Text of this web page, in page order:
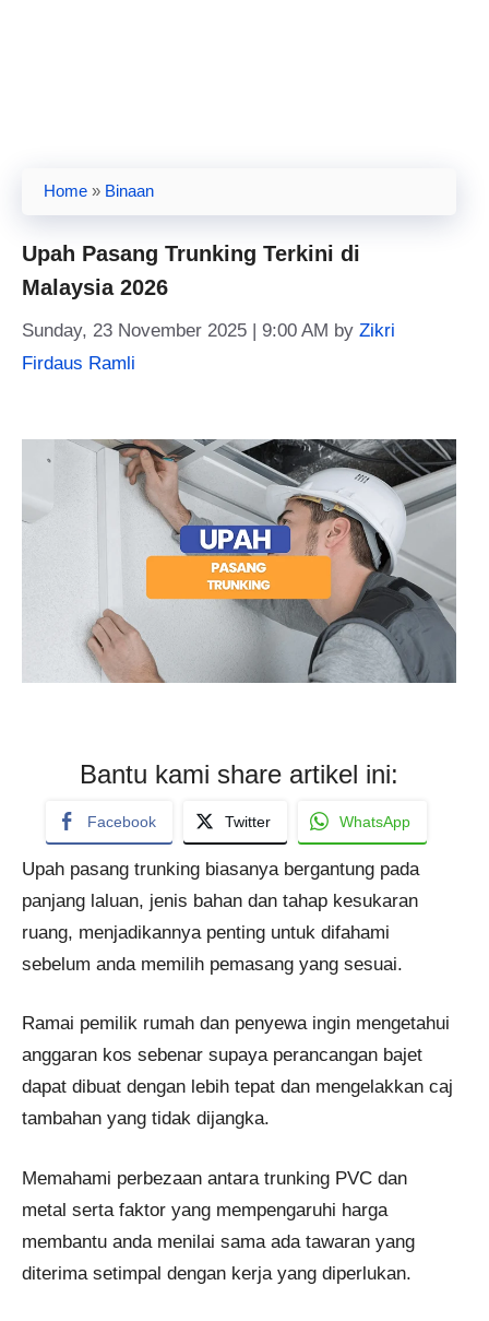
Home » Binaan
Upah Pasang Trunking Terkini di
Malaysia 2026
Sunday, 23 November 2025 | 9:00 AM by Zikri
Firdaus Ramli
Bantu kami share artikel ini:
Facebook Twitter WhatsApp
Upah pasang trunking biasanya bergantung pada
panjang laluan, jenis bahan dan tahap kesukaran
ruang, menjadikannya penting untuk difahami
sebelum anda memilih pemasang yang sesuai.
Ramai pemilik rumah dan penyewa ingin mengetahui
anggaran kos sebenar supaya perancangan bajet
dapat dibuat dengan lebih tepat dan mengelakkan caj
tambahan yang tidak dijangka.
Memahami perbezaan antara trunking PVC dan
metal serta faktor yang mempengaruhi harga
membantu anda menilai sama ada tawaran yang
diterima setimpal dengan kerja yang diperlukan.